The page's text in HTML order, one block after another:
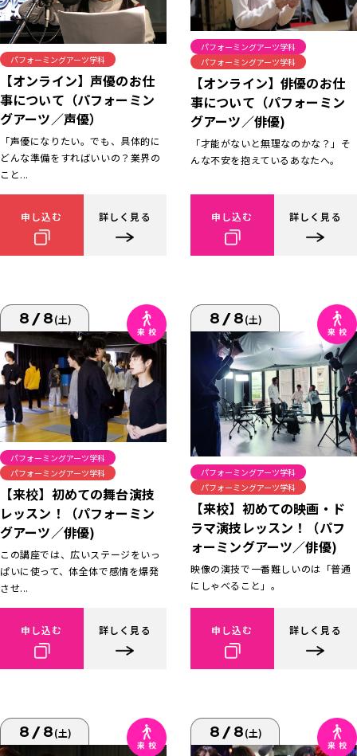
パフォーミングアーツ学科
【オンライン】声優のお仕
事について（パフォーミン
グアーツ／声優）
「声優になりたい。でも、具体的に
どんな準備をすればいいの？業界の
こと...
申し込む 詳しく見る
パフォーミングアーツ学科
パフォーミングアーツ学科
【オンライン】俳優のお仕
事について（パフォーミン
グアーツ／俳優)
「才能がないと無理なのかな？」そ
んな不安を抱えているあなたへ。
申し込む 詳しく見る
8/8(土)
パフォーミングアーツ学科
パフォーミングアーツ学科
【来校】初めての舞台演技
レッスン！（パフォーミン
グアーツ／俳優)
この講座では、広いステージをいっ
ぱいに使って、体全体で感情を爆発
させ...
申し込む 詳しく見る
8/8(土)
パフォーミングアーツ学科
パフォーミングアーツ学科
【来校】初めての映画・ド
ラマ演技レッスン！（パフ
ォーミングアーツ／俳優)
映像の演技で一番難しいのは「普通
にしゃべること」。
申し込む 詳しく見る
8/8(土) 8/8(土)